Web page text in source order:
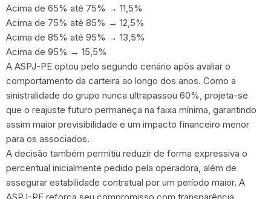
Acima de 65% até 75% → 11,5%
Acima de 75% até 85% → 12,5%
Acima de 85% até 95% → 13,5%
Acima de 95% → 15,5%
A ASPJ-PE optou pelo segundo cenário após avaliar o
comportamento da carteira ao longo dos anos. Como a
sinistralidade do grupo nunca ultrapassou 60%, projeta-se
que o reajuste futuro permaneça na faixa mínima, garantindo
assim maior previsibilidade e um impacto financeiro menor
para os associados.
A decisão também permitiu reduzir de forma expressiva o
percentual inicialmente pedido pela operadora, além de
assegurar estabilidade contratual por um período maior. A